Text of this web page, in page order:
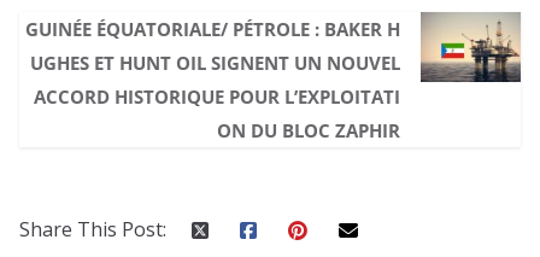
GUINÉE ÉQUATORIALE/ PÉTROLE : BAKER H
UGHES ET HUNT OIL SIGNENT UN NOUVEL
ACCORD HISTORIQUE POUR L’EXPLOITATI
ON DU BLOC ZAPHIR
Share This Post: